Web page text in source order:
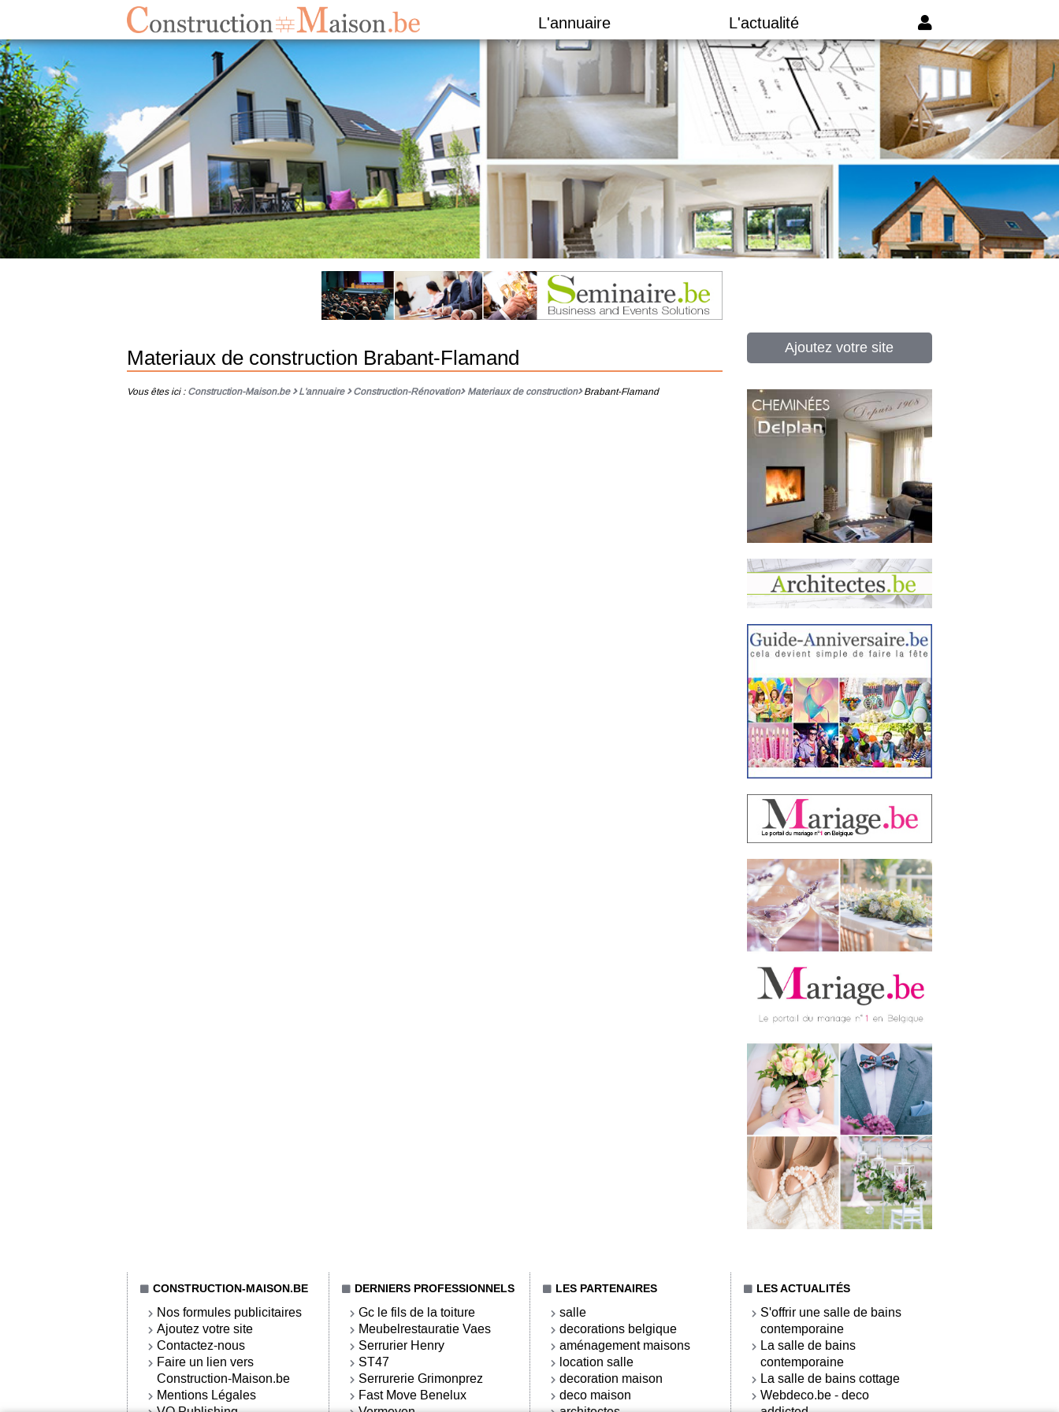
L'annuaire L'actualité
Materiaux de construction Brabant-Flamand
Vous êtes ici : Construction-Maison.be L'annuaire Construction-Rénovation Materiaux de construction Brabant-Flamand
Ajoutez votre site
CONSTRUCTION-MAISON.BE
Nos formules publicitaires
Ajoutez votre site
Contactez-nous
Faire un lien vers
Construction-Maison.be
Mentions Légales
DERNIERS PROFESSIONNELS
Gc le fils de la toiture
Meubelrestauratie Vaes
Serrurier Henry
ST47
Serrurerie Grimonprez
Fast Move Benelux
LES PARTENAIRES
salle
decorations belgique
aménagement maisons
location salle
decoration maison
deco maison
LES ACTUALITÉS
S'offrir une salle de bains
contemporaine
La salle de bains
contemporaine
La salle de bains cottage
Webdeco.be - deco